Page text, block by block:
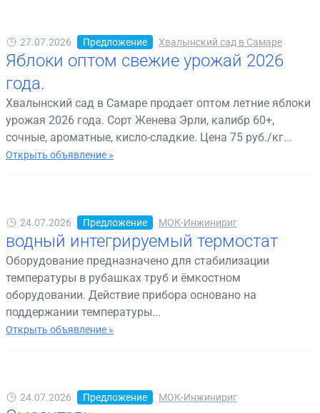
27.07.2026 Предложение Хвалынский сад в Самаре
Яблоки оптом свежие урожай 2026
года.
Хвалынский сад в Самаре продает оптом летние яблоки
урожая 2026 года. Сорт Женева Эрли, калибр 60+,
сочные, ароматные, кисло-сладкие. Цена 75 руб./кг...
Открыть объявление »
24.07.2026 Предложение МОК-Инжинириг
водный интегрируемый термостат
Оборудование предназначено для стабилизации
температуры в рубашках труб и ёмкостном
оборудовании. Действие прибора основано на
поддержании температуры...
Открыть объявление »
24.07.2026 Предложение МОК-Инжинириг